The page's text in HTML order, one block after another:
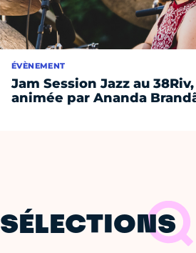
ÉVÈNEMENT
Jam Session Jazz au 38Riv,
animée par Ananda
SÉLECTIONS